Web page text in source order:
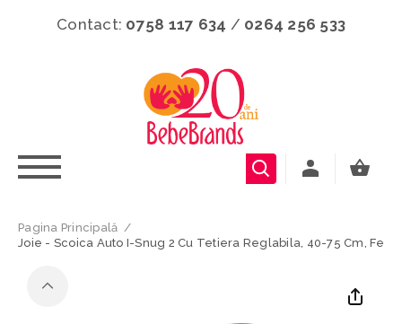
Contact: 0758 117 634 / 0264 256 533
Pagina Principală /
Joie - Scoica Auto I-Snug 2 Cu Tetiera Reglabila, 40-75 Cm,